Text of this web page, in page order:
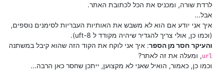
To lastRow
& i).Value & vbCrLf  &
    Next i
    'תבנה את כתובת האתר
"https://www.call2all.co.il/ym/api/
token=077*******:1234&what=ivr2:/99/9/
End Sub
לרדת שורה, ומכניס את הכל לכתובת האתר.
אבל...
איך אני יודע אם הוא לא משבש את האותיות העבריות לסימנים נוספים,
(וכמו כן, אולי צריך להגדיר שיהיה מקודד ל uft-8).
והעיקר חסר מן הספר: איך אני לוקח את הקוד הזה שהוא קיבל במשתנה
url, ומעלה את זה לאתר?
וכמו כן, כאמור, הואיל שאני לא מקצוען, ייתכן שחסר כאן הרבה...